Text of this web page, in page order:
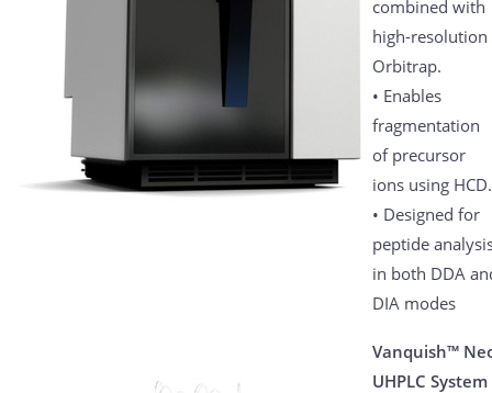
combined with
high-resolution
Orbitrap.
• Enables
fragmentation
of precursor
ions using HCD.
• Designed for
peptide
in both DDA
DIA modes
Vanquish™
UHPLC System